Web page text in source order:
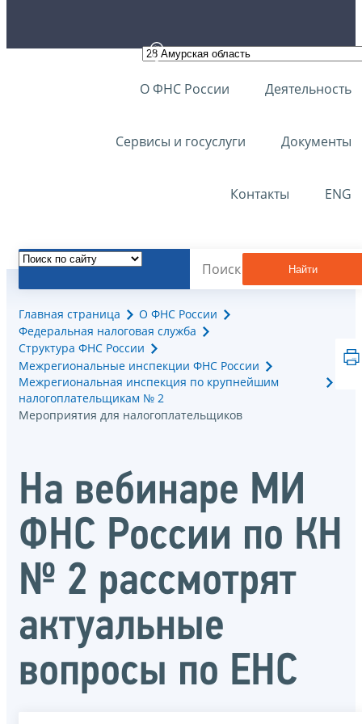
О ФНС России Деятельность
Сервисы и госуслуги Документы
Контакты ENG
Найти
Главная страница
О ФНС России
Федеральная налоговая служба
Структура ФНС России
Межрегиональные инспекции ФНС России
Межрегиональная инспекция по крупнейшим
налогоплательщикам № 2
Мероприятия для налогоплательщиков
На вебинаре МИ
ФНС России по КН
№ 2 рассмотрят
актуальные
вопросы по ЕНС